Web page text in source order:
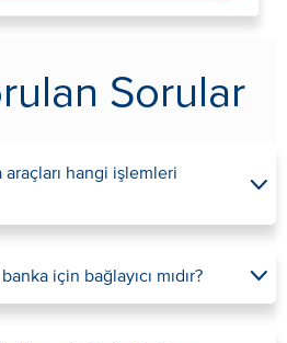
Sorular
araçları hangi işlemleri
için bağlayıcı mıdır?